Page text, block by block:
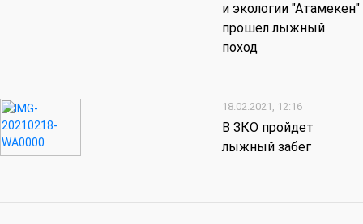
и экологии "Атамекен"
прошел лыжный
поход
18.02.2021, 12:16
В ЗКО пройдет
лыжный забег